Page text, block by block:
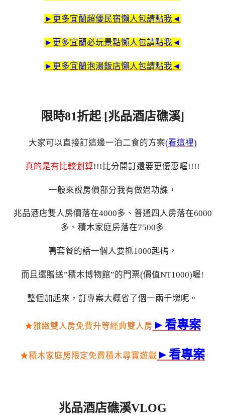
►更多宜蘭超優民宿懶人包請點我◄
►更多宜蘭必玩景點懶人包請點我◄
►更多宜蘭泡湯飯店懶人包請點我◄
限時81折起 [兆品酒店礁溪]
大家可以直接訂這邊一泊二食的方案(看這裡)
真的是有比較划算!!!比分開訂還要更優惠喔!!!!
一般來說房價部分我有做過功課，
兆品酒店雙人房價落在4000多、普通四人房落在6000
多、積木家庭房落在7500多
鴨套餐的話一個人要抓1000起碼，
而且還贈送”積木博物館”的門票(價值NT1000)喔!
整個加起來，訂專案大概省了個一兩千塊呢。
★雅緻雙人房免費升等經典雙人房 ►看專案
★積木家庭房限定免費積木尋寶遊戲 ►看專案
兆品酒店礁溪VLOG